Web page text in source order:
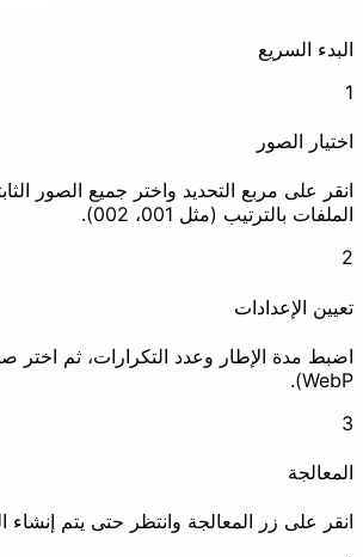
إزالة بيانات EXIF
طمس
السريع
الصور
على مربع التحديد واختر جميع الصور
بالترتيب (مثل 001، 002).
الإعدادات
على زر المعالجة وانتظر حتى يتم إنشاء